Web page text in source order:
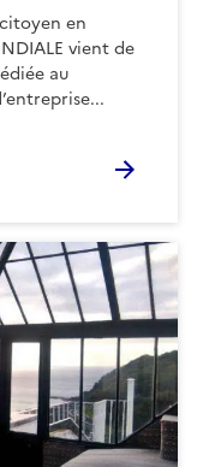
en
vient de
au